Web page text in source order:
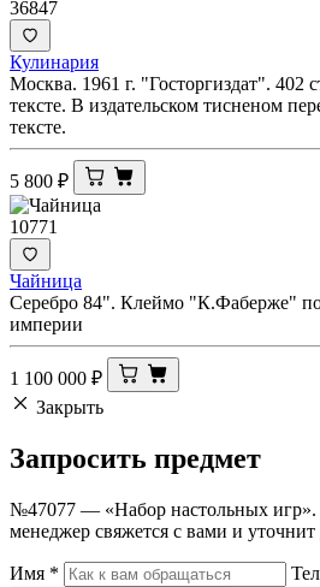
36847
Кулинария
Москва. 1961 г. "Госторгиздат". 402
тексте. В издательском тисненом
тексте.
5 800 ₽
10771
Чайница
Серебро 84". Клеймо "К.Фаберже"
империи
1 100 000 ₽
Закрыть
Запросить предмет
№47077 — «Набор настольных игр».
менеджер свяжется с вами и уточнит
Имя *